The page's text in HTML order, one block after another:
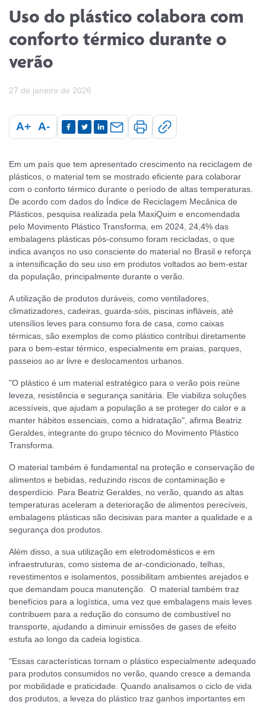
Uso do plástico colabora com
conforto térmico durante o
verão
27 de janeiro de 2026
A+ A-
Em um país que tem apresentado crescimento na reciclagem de
plásticos, o material tem se mostrado eficiente para colaborar
com o conforto térmico durante o período de altas temperaturas.
De acordo com dados do Índice de Reciclagem Mecânica de
Plásticos, pesquisa realizada pela MaxiQuim e encomendada
pelo Movimento Plástico Transforma, em 2024, 24,4% das
embalagens plásticas pós-consumo foram recicladas, o que
indica avanços no uso consciente do material no Brasil e reforça
a intensificação do seu uso em produtos voltados ao bem-estar
da população, principalmente durante o verão.
A utilização de produtos duráveis, como ventiladores,
climatizadores, cadeiras, guarda-sóis, piscinas infláveis, até
utensílios leves para consumo fora de casa, como caixas
térmicas, são exemplos de como plástico contribui diretamente
para o bem-estar térmico, especialmente em praias, parques,
passeios ao ar livre e deslocamentos urbanos.
"O plástico é um material estratégico para o verão pois reúne
leveza, resistência e segurança sanitária. Ele viabiliza soluções
acessíveis, que ajudam a população a se proteger do calor e a
manter hábitos essenciais, como a hidratação", afirma Beatriz
Geraldes, integrante do grupo técnico do Movimento Plástico
Transforma.
O material também é fundamental na proteção e conservação de
alimentos e bebidas, reduzindo riscos de contaminação e
desperdício. Para Beatriz Geraldes, no verão, quando as altas
temperaturas aceleram a deterioração de alimentos perecíveis,
embalagens plásticas são decisivas para manter a qualidade e a
segurança dos produtos.
Além disso, a sua utilização em eletrodomésticos e em
infraestruturas, como sistema de ar-condicionado, telhas,
revestimentos e isolamentos, possibilitam ambientes arejados e
que demandam pouca manutenção. O material também traz
benefícios para a logística, uma vez que embalagens mais leves
contribuem para a redução do consumo de combustível no
transporte, ajudando a diminuir emissões de gases de efeito
estufa ao longo da cadeia logística.
"Essas características tornam o plástico especialmente adequado
para produtos consumidos no verão, quando cresce a demanda
por mobilidade e praticidade. Quando analisamos o ciclo de vida
dos produtos, a leveza do plástico traz ganhos importantes em